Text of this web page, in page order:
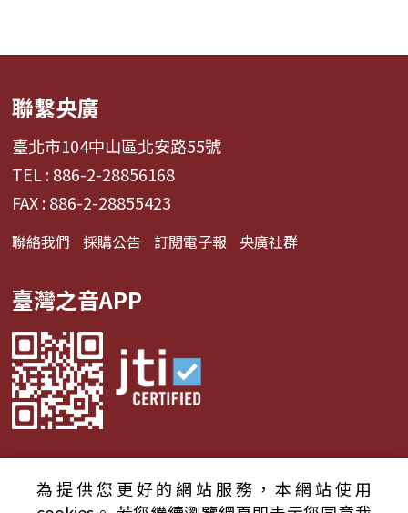
聯繫央廣
臺北市104中山區北安路55號
TEL : 886-2-28856168
FAX : 886-2-28855423
聯絡我們 採購公告 訂閱電子報 央廣社群
臺灣之音APP
© 2024財團法人中央廣播電臺 版權所有
為提供您更好的網站服務，本網站使用